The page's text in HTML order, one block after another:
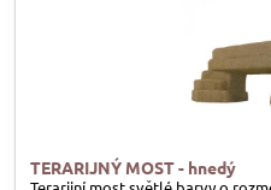
TERARIJNÝ MOST - hnedý